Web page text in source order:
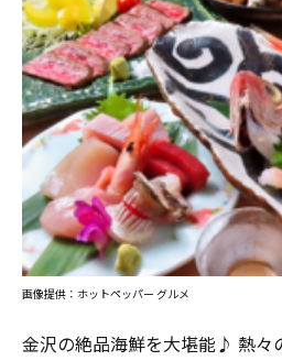
金沢の絶品海鮮を大堪能♪ 熱々
画像提供：ホットペッパー グルメ